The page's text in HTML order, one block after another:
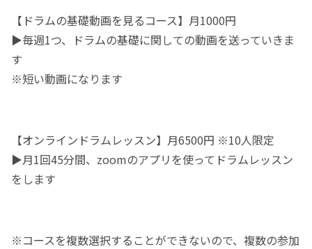
【ドラムの基礎動画を見るコース】月1000円
▶︎毎週1つ、ドラムの基礎に関しての動画を送っていきま
す
※短い動画になります
【オンラインドラムレッスン】月6500円 ※10人限定
▶︎月1回45分間、zoomのアプリを使ってドラムレッスン
をします
※コースを複数選択することができないので、複数の参加